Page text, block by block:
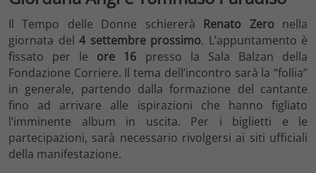
Il Tempo delle Donne schiererà Renato Zeronella
giornata del 4 settembre prossimo. L’appuntamento è
fissato per le ore 16 presso la Sala Balzan della
Fondazione Corriere. Il tema dell’incontro sarà la “follia”
in generale, partendo dalla formazione del cantante
fino ad arrivare alle ispirazioni che hanno figliato
l’imminente album in uscita. Per i biglietti e le
partecipazioni, sarà necessario rivolgersi ai siti ufficiali
della manifestazione.